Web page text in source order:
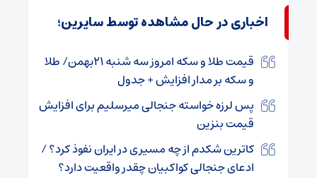
اخباری در حال مشاهده توسط سایرین؛
قیمت طلا و سکه امروز سه شنبه ۲۱بهمن/ طلا
و سکه بر مدار افزایش + جدول
پس لرزه خواسته جنجالی میرسلیم برای افزایش
قیمت بنزین
کاترین شکدم از چه مسیری در ایران نفوذ کرد؟ /
ادعای جنجالی کواکبیان چقدر واقعیت دارد؟